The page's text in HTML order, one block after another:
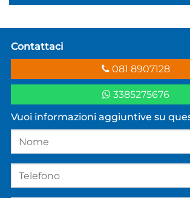
Contattaci
081 8907128
3385275676
Vuoi informazioni aggiuntive su